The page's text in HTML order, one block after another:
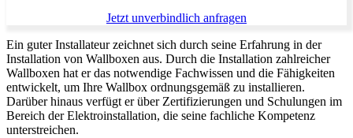
Jetzt unverbindlich anfragen
Ein guter Installateur zeichnet sich durch seine Erfahrung in der
Installation von Wallboxen aus. Durch die Installation zahlreicher
Wallboxen hat er das notwendige Fachwissen und die Fähigkeiten
entwickelt, um Ihre Wallbox ordnungsgemäß zu installieren.
Darüber hinaus verfügt er über Zertifizierungen und Schulungen im
Bereich der Elektroinstallation, die seine fachliche Kompetenz
unterstreichen.